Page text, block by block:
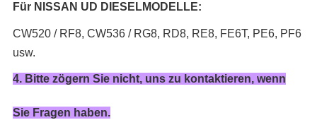
Für NISSAN UD DIESELMODELLE:
CW520 / RF8, CW536 / RG8, RD8, RE8, FE6T, PE6, PF6
usw.
4. Bitte zögern Sie nicht, uns zu kontaktieren, wenn
Sie Fragen haben.